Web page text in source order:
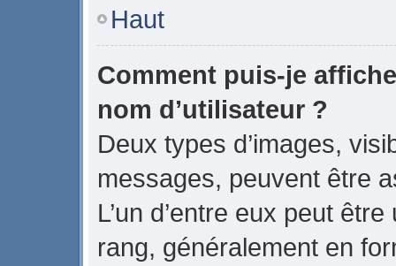
Haut
Comment puis-je
nom d’utilisateur ?
Deux types d’images,
messages, peuvent être
L’un d’entre eux peut
rang, généralement en